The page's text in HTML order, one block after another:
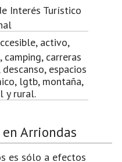
Interés Turístico
activo,
carreras
espacios
lgtb, montaña,
y rural.
Arriondas
es sólo a efectos